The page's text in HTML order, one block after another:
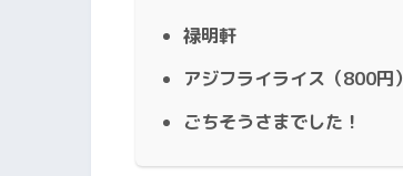
禄明軒
アジフライライス（800円）
ごちそうさまでした！